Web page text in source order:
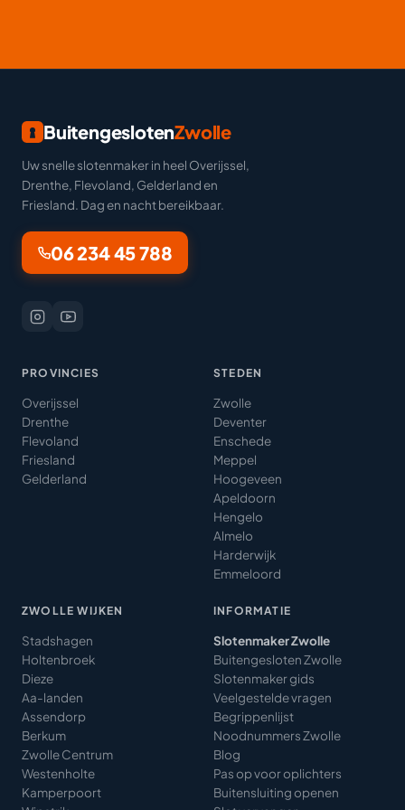
BuitengeslotenZwolle
Uw snelle slotenmaker in heel Overijssel,
Drenthe, Flevoland, Gelderland en
Friesland. Dag en nacht bereikbaar.
06 234 45 788
PROVINCIES
Overijssel
Drenthe
Flevoland
Friesland
Gelderland
STEDEN
Zwolle
Deventer
Enschede
Meppel
Hoogeveen
Apeldoorn
Hengelo
Almelo
Harderwijk
Emmeloord
ZWOLLE WIJKEN
Stadshagen
Holtenbroek
Dieze
Aa-landen
Assendorp
Berkum
Zwolle Centrum
Westenholte
Kamperpoort
INFORMATIE
Slotenmaker Zwolle
Buitengesloten Zwolle
Slotenmaker gids
Veelgestelde vragen
Begrippenlijst
Noodnummers Zwolle
Blog
Pas op voor oplichters
Buitensluiting openen